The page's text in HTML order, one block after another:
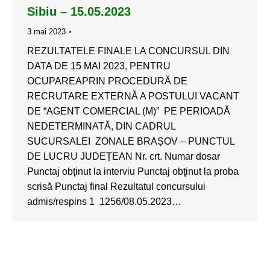
Sibiu – 15.05.2023
3 mai 2023
REZULTATELE FINALE LA CONCURSUL DIN
DATA DE 15 MAI 2023, PENTRU
OCUPAREAPRIN PROCEDURĂ DE
RECRUTARE EXTERNĂ A POSTULUI VACANT
DE “AGENT COMERCIAL (M)” PE PERIOADĂ
NEDETERMINATĂ, DIN CADRUL
SUCURSALEI ZONALE BRAȘOV – PUNCTUL
DE LUCRU JUDEȚEAN Nr. crt. Numar dosar
Punctaj obţinut la interviu Punctaj obţinut la proba
scrisă Punctaj final Rezultatul concursului
admis/respins 1 1256/08.05.2023…